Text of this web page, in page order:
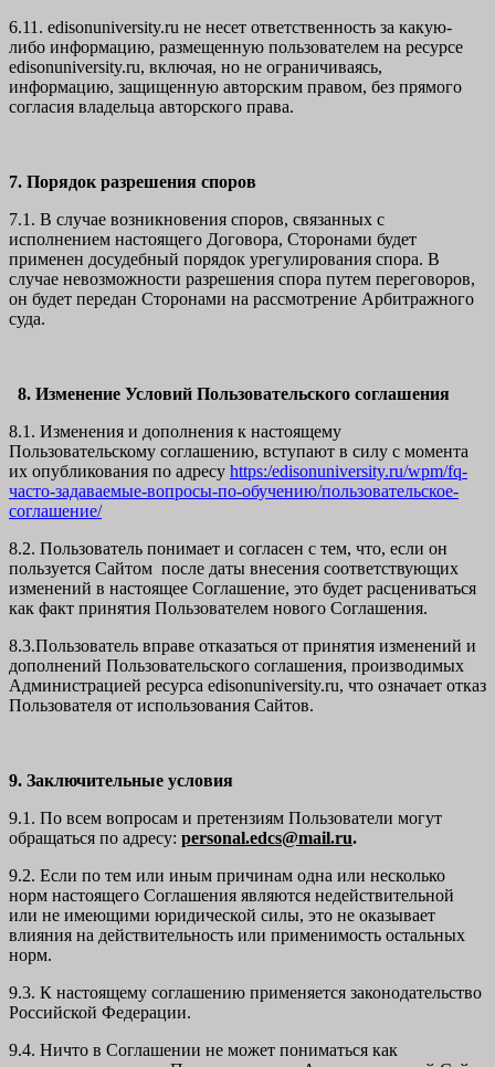
6.11. edisonuniversity.ru не несет ответственность за какую-
либо информацию, размещенную пользователем на ресурсе
edisonuniversity.ru, включая, но не ограничиваясь,
информацию, защищенную авторским правом, без прямого
согласия владельца авторского права.
7. Порядок разрешения споров
7.1. В случае возникновения споров, связанных с
исполнением настоящего Договора, Сторонами будет
применен досудебный порядок урегулирования спора. В
случае невозможности разрешения спора путем переговоров,
он будет передан Сторонами на рассмотрение Арбитражного
суда.
8. Изменение Условий Пользовательского соглашения
8.1. Изменения и дополнения к настоящему
Пользовательскому соглашению, вступают в силу с момента
их опубликования по адресу https:/edisonuniversity.ru/wpm/fq-
часто-задаваемые-вопросы-по-обучению/пользовательское-
соглашение/
8.2. Пользователь понимает и согласен с тем, что, если он
пользуется Сайтом после даты внесения соответствующих
изменений в настоящее Соглашение, это будет расцениваться
как факт принятия Пользователем нового Соглашения.
8.3.Пользователь вправе отказаться от принятия изменений и
дополнений Пользовательского соглашения, производимых
Администрацией ресурса edisonuniversity.ru, что означает отказ
Пользователя от использования Сайтов.
9. Заключительные условия
9.1. По всем вопросам и претензиям Пользователи могут
обращаться по адресу: personal.edcs@mail.ru.
9.2. Если по тем или иным причинам одна или несколько
норм настоящего Соглашения являются недействительной
или не имеющими юридической силы, это не оказывает
влияния на действительность или применимость остальных
норм.
9.3. К настоящему соглашению применяется законодательство
Российской Федерации.
9.4. Ничто в Соглашении не может пониматься как